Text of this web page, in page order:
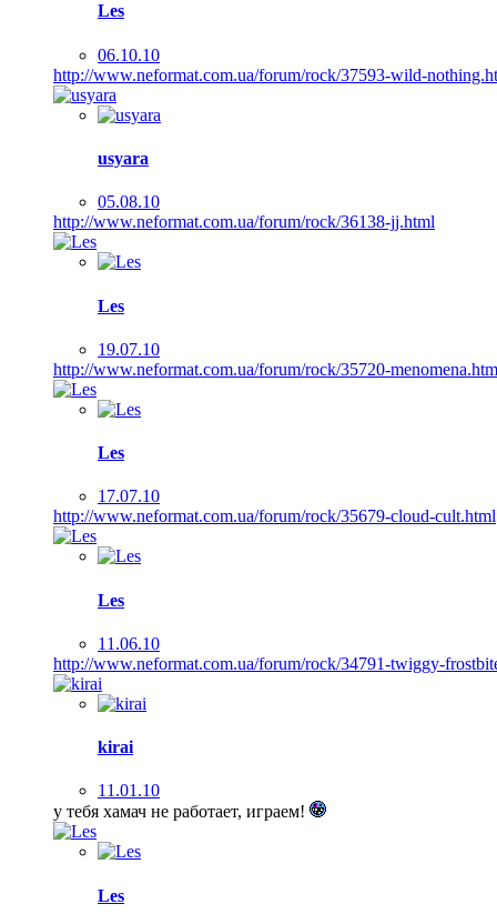
Les
06.10.10
http://www.neformat.com.ua/forum/rock/37593-wild-
usyara
05.08.10
http://www.neformat.com.ua/forum/rock/36138-jj.html
Les
19.07.10
http://www.neformat.com.ua/forum/rock/35720-
Les
17.07.10
http://www.neformat.com.ua/forum/rock/35679-cloud-cult.html
Les
11.06.10
http://www.neformat.com.ua/forum/rock/34791-twiggy-
kirai
11.01.10
у тебя хамач не работает, играем!
Les